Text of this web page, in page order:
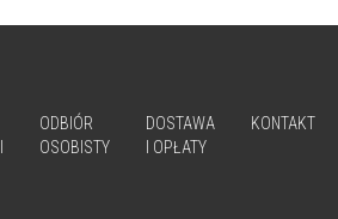
ODBIÓR
OSOBISTY
DOSTAWA
I OPŁATY
KONTAKT